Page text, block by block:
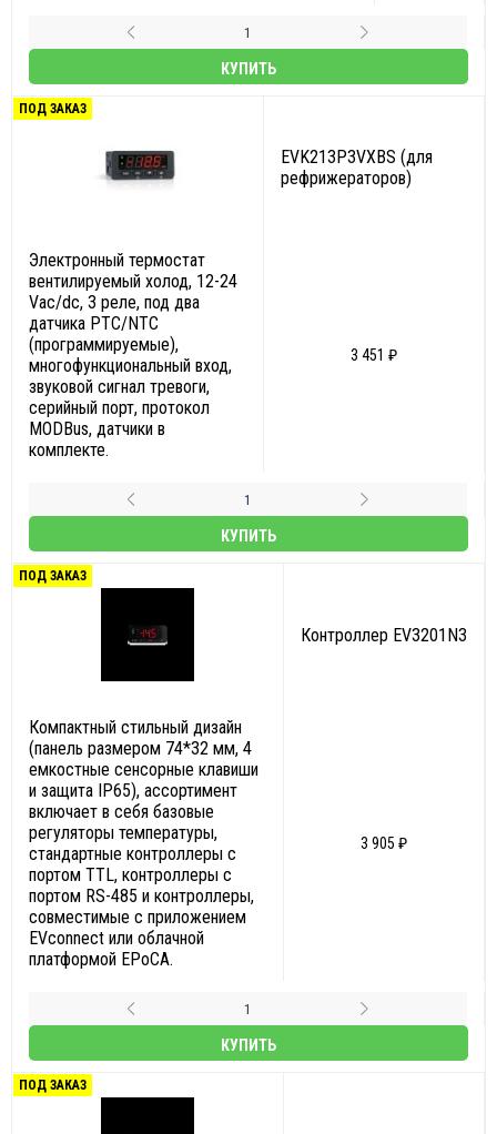
КУПИТЬ
ПОД ЗАКАЗ
EVK213P3VXBS (для
рефрижераторов)
Электронный термостат
вентилируемый холод, 12-24
Vac/dc, 3 реле, под два
датчика PTC/NTC
(программируемые),
многофункциональный вход,
звуковой сигнал тревоги,
серийный порт, протокол
MODBus, датчики в
комплекте.
3 451 ₽
КУПИТЬ
ПОД ЗАКАЗ
Контроллер EV3201N3
Компактный стильный дизайн
(панель размером 74*32 мм, 4
емкостные сенсорные клавиши
и защита IP65), ассортимент
включает в себя базовые
регуляторы температуры,
стандартные контроллеры с
портом TTL, контроллеры с
портом RS-485 и контроллеры,
совместимые с приложением
EVconnect или облачной
платформой EPoCA.
3 905 ₽
КУПИТЬ
ПОД ЗАКАЗ